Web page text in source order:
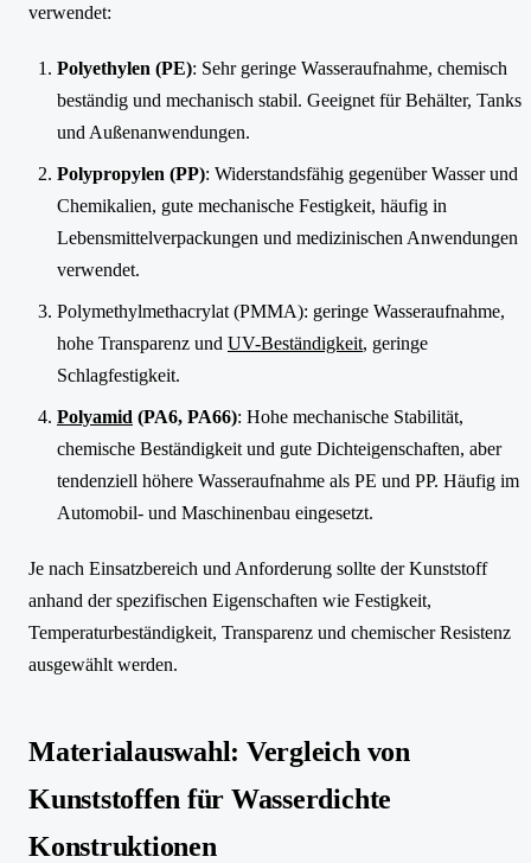
verwendet:
Polyethylen (PE): Sehr geringe Wasseraufnahme, chemisch
beständig und mechanisch stabil. Geeignet für Behälter, Tanks
und Außenanwendungen.
Polypropylen (PP): Widerstandsfähig gegenüber Wasser und
Chemikalien, gute mechanische Festigkeit, häufig in
Lebensmittelverpackungen und medizinischen Anwendungen
verwendet.
Polymethylmethacrylat (PMMA): geringe Wasseraufnahme,
hohe Transparenz und UV-Beständigkeit, geringe
Schlagfestigkeit.
Polyamid (PA6, PA66): Hohe mechanische Stabilität,
chemische Beständigkeit und gute Dichteigenschaften, aber
tendenziell höhere Wasseraufnahme als PE und PP. Häufig im
Automobil- und Maschinenbau eingesetzt.
Je nach Einsatzbereich und Anforderung sollte der Kunststoff
anhand der spezifischen Eigenschaften wie Festigkeit,
Temperaturbeständigkeit, Transparenz und chemischer Resistenz
ausgewählt werden.
Materialauswahl: Vergleich von
Kunststoffen für Wasserdichte
Konstruktionen